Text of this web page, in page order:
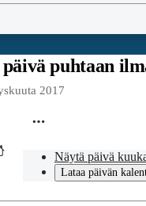
puhtaan
2017
Näytä päivä
Lataa päivän